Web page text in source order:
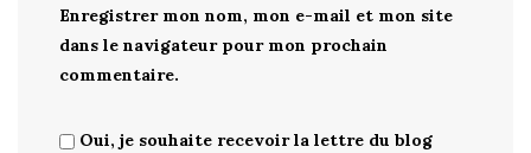
Enregistrer mon nom, mon e-mail et mon site
dans le navigateur pour mon prochain
commentaire.
Oui, je souhaite recevoir la lettre du blog